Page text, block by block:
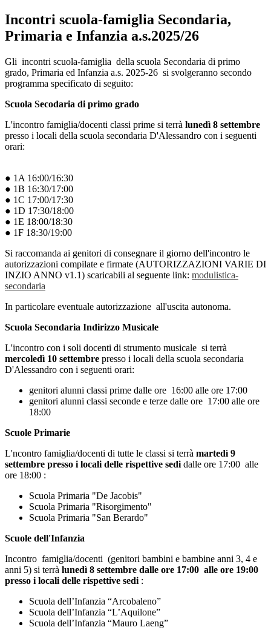
Incontri scuola-famiglia Secondaria,
Primaria e Infanzia a.s.2025/26
Gli incontri scuola-famiglia della scuola Secondaria di primo
grado, Primaria ed Infanzia a.s. 2025-26 si svolgeranno secondo
programma specificato di seguito:
Scuola Secodaria di primo grado
L'incontro famiglia/docenti classi prime si terrà lunedì 8 settembre
presso i locali della scuola secondaria D'Alessandro con i seguenti
orari:
● 1A 16:00/16:30
● 1B 16:30/17:00
● 1C 17:00/17:30
● 1D 17:30/18:00
● 1E 18:00/18:30
● 1F 18:30/19:00
Si raccomanda ai genitori di consegnare il giorno dell'incontro le
autorizzazioni compilate e firmate (AUTORIZZAZIONI VARIE DI
INZIO ANNO v1.1) scaricabili al seguente link: modulistica-
secondaria
In particolare eventuale autorizzazione all'uscita autonoma.
Scuola Secondaria Indirizzo Musicale
L'incontro con i soli docenti di strumento musicale si terrà
mercoledì 10 settembre presso i locali della scuola secondaria
D'Alessandro con i seguenti orari:
genitori alunni classi prime dalle ore 16:00 alle ore 17:00
genitori alunni classi seconde e terze dalle ore 17:00 alle ore
18:00
Scuole Primarie
L'ncontro famiglia/docenti di tutte le classi si terrà martedì 9
settembre presso i locali delle rispettive sedi dalle ore 17:00 alle
ore 18:00 :
Scuola Primaria "De Jacobis"
Scuola Primaria "Risorgimento"
Scuola Primaria "San Berardo"
Scuole dell'Infanzia
Incontro famiglia/docenti (genitori bambini e bambine anni 3, 4 e
anni 5) si terrà lunedì 8 settembre dalle ore 17:00 alle ore 19:00
presso i locali delle rispettive sedi :
Scuola dell’Infanzia “Arcobaleno”
Scuola dell’Infanzia “L’Aquilone”
Scuola dell’Infanzia “Mauro Laeng”